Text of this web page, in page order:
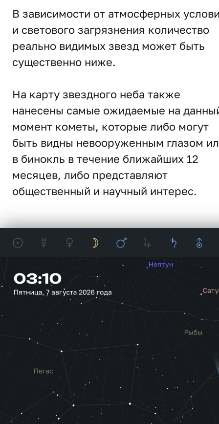
В зависимости от атмосферных
и светового загрязнения количество
реально видимых звезд может быть
существенно ниже.
На карту звездного неба также
нанесены самые ожидаемые на
момент кометы, которые либо могут
быть видны невооруженным глазом
в бинокль в течение ближайших 12
месяцев, либо представляют
общественный и научный интерес.